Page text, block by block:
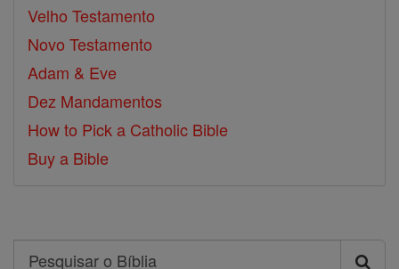
Velho Testamento
Novo Testamento
Adam & Eve
Dez Mandamentos
How to Pick a Catholic Bible
Buy a Bible
Search